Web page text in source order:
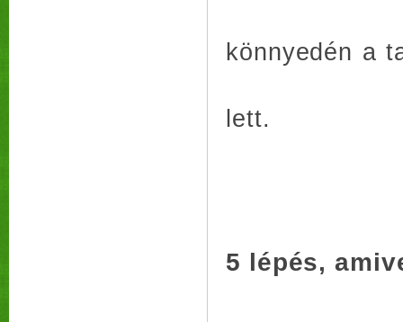
könnyedén a
lett.
5 lépés,